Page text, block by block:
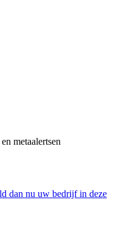
metaalertsen
dan nu uw bedrijf in deze